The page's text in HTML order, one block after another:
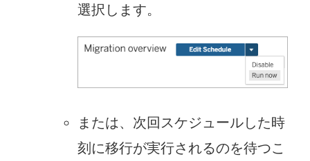
選択します。
または、次回スケジュールした時
刻に移行が実行されるのを待つこ